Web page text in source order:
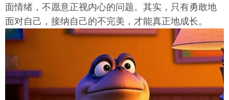
面情绪，不愿意正视内心的问题。其实，只有勇敢地
面对自己，接纳自己的不完美，才能真正地成长。